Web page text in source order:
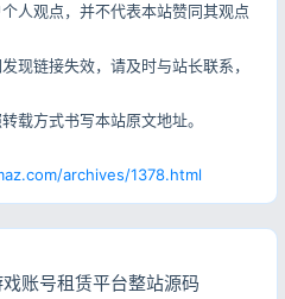
人观点，并不代表本站赞同其观点
链接失效，请及时与站长联系，
方式书写本站原文地址。
archives/1378.html
账号租赁平台整站源码